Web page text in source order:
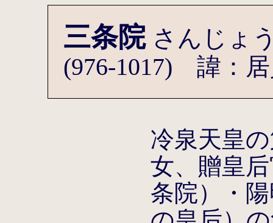
三条院 さんじょ
(976-1017) 諱：
冷泉天皇
女、贈皇
条院）・